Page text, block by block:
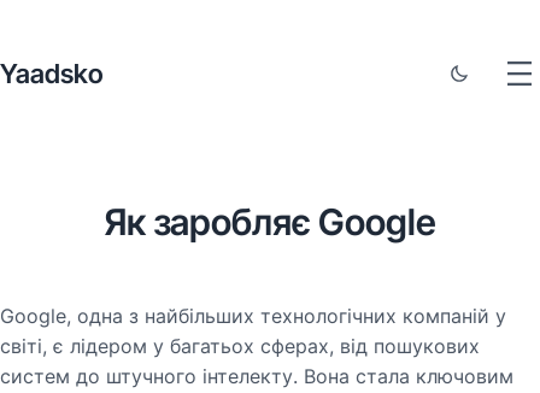
Yaadsko
Як заробляє Google
Google, одна з найбільших технологічних компаній у
світі, є лідером у багатьох сферах, від пошукових
систем до штучного інтелекту. Вона стала ключовим